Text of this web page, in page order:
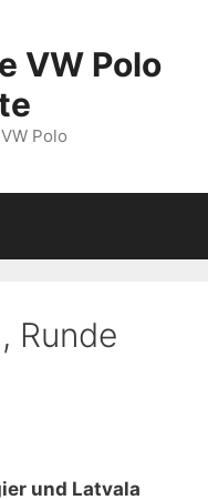
VW Polo
Polo
Runde
und Latvala